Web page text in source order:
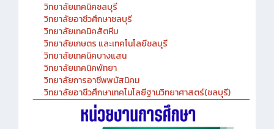
วิทยาลัยเทคนิคชลบุรี
วิทยาลัยอาชีวศึกษาชลบุรี
วิทยาลัยเทคนิคสัตหีบ
วิทยาลัยเกษตร และเทคโนโลยีชลบุรี
วิทยาลัยเทคนิคบางแสน
วิทยาลัยเทคนิคพัทยา
วิทยาลัยการอาชีพพนัสนิคม
วิทยาลัยอาชีวศึกษาเทคโนโลยีฐานวิทยาศาสตร์(ชลบุรี)